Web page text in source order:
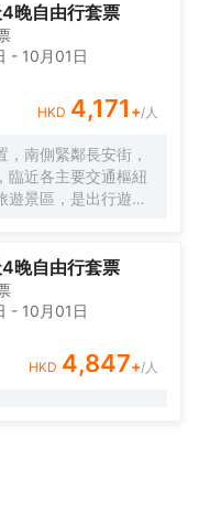
晚自由行套票
- 10月01日
HKD 4,171 +/人
南側緊鄰長安街，
臨近各主要交通樞紐
景區，是出行遊玩
，與西單大悅城同
吃喝玩購一站式解
全覆蓋，入住大悅
清新脫俗，簡單大
受溫馨舒適的居住環
供舒適便利的辦公
POWER運動生活館
晚自由行套票
- 10月01日
HKD 4,847+/人